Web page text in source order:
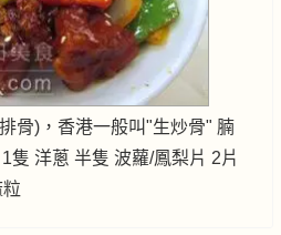
骨)，香港一般叫"生炒骨" 腩
隻 洋蔥 半隻 波蘿/鳳梨片 2片